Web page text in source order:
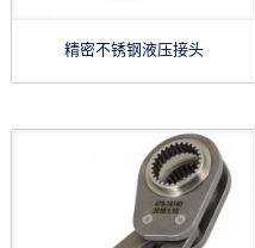
精密不锈钢液压接头